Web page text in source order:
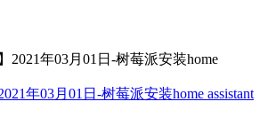
年03月01日-树莓派安装home assistant